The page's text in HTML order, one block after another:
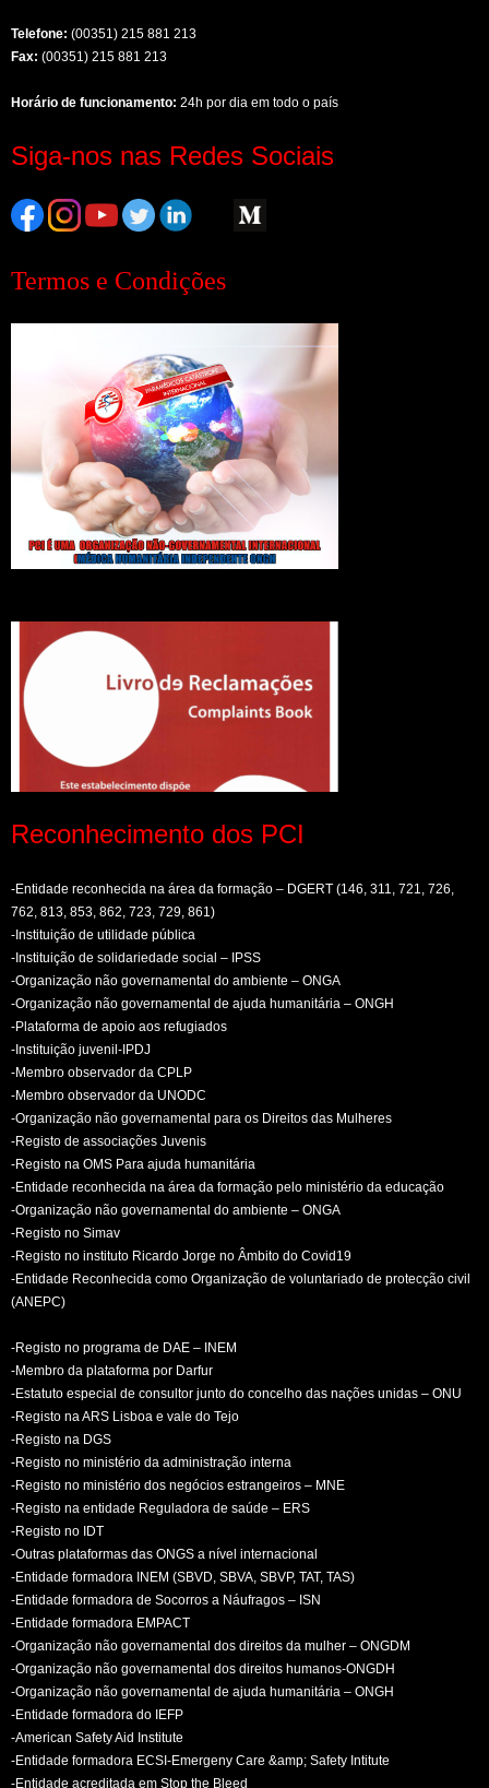
Telefone: (00351) 215 881 213
Fax: (00351) 215 881 213
Horário de funcionamento: 24h por dia em todo o país
Siga-nos nas Redes Sociais
Termos e Condições
Reconhecimento dos PCI
-Entidade reconhecida na área da formação – DGERT (146, 311, 721, 726,
762, 813, 853, 862, 723, 729, 861)
-Instituição de utilidade pública
-Instituição de solidariedade social – IPSS
-Organização não governamental do ambiente – ONGA
-Organização não governamental de ajuda humanitária – ONGH
-Plataforma de apoio aos refugiados
-Instituição juvenil-IPDJ
-Membro observador da CPLP
-Membro observador da UNODC
-Organização não governamental para os Direitos das Mulheres
-Registo de associações Juvenis
-Registo na OMS Para ajuda humanitária
-Entidade reconhecida na área da formação pelo ministério da educação
-Organização não governamental do ambiente – ONGA
-Registo no Simav
-Registo no instituto Ricardo Jorge no Âmbito do Covid19
-Entidade Reconhecida como Organização de voluntariado de protecção civil
(ANEPC)
-Registo no programa de DAE – INEM
-Membro da plataforma por Darfur
-Estatuto especial de consultor junto do concelho das nações unidas – ONU
-Registo na ARS Lisboa e vale do Tejo
-Registo na DGS
-Registo no ministério da administração interna
-Registo no ministério dos negócios estrangeiros – MNE
-Registo na entidade Reguladora de saúde – ERS
-Registo no IDT
-Outras plataformas das ONGS a nível internacional
-Entidade formadora INEM (SBVD, SBVA, SBVP, TAT, TAS)
-Entidade formadora de Socorros a Náufragos – ISN
-Entidade formadora EMPACT
-Organização não governamental dos direitos da mulher – ONGDM
-Organização não governamental dos direitos humanos-ONGDH
-Organização não governamental de ajuda humanitária – ONGH
-Entidade formadora do IEFP
-American Safety Aid Institute
-Entidade formadora ECSI-Emergeny Care &amp; Safety Intitute
-Entidade acreditada em Stop the Bleed